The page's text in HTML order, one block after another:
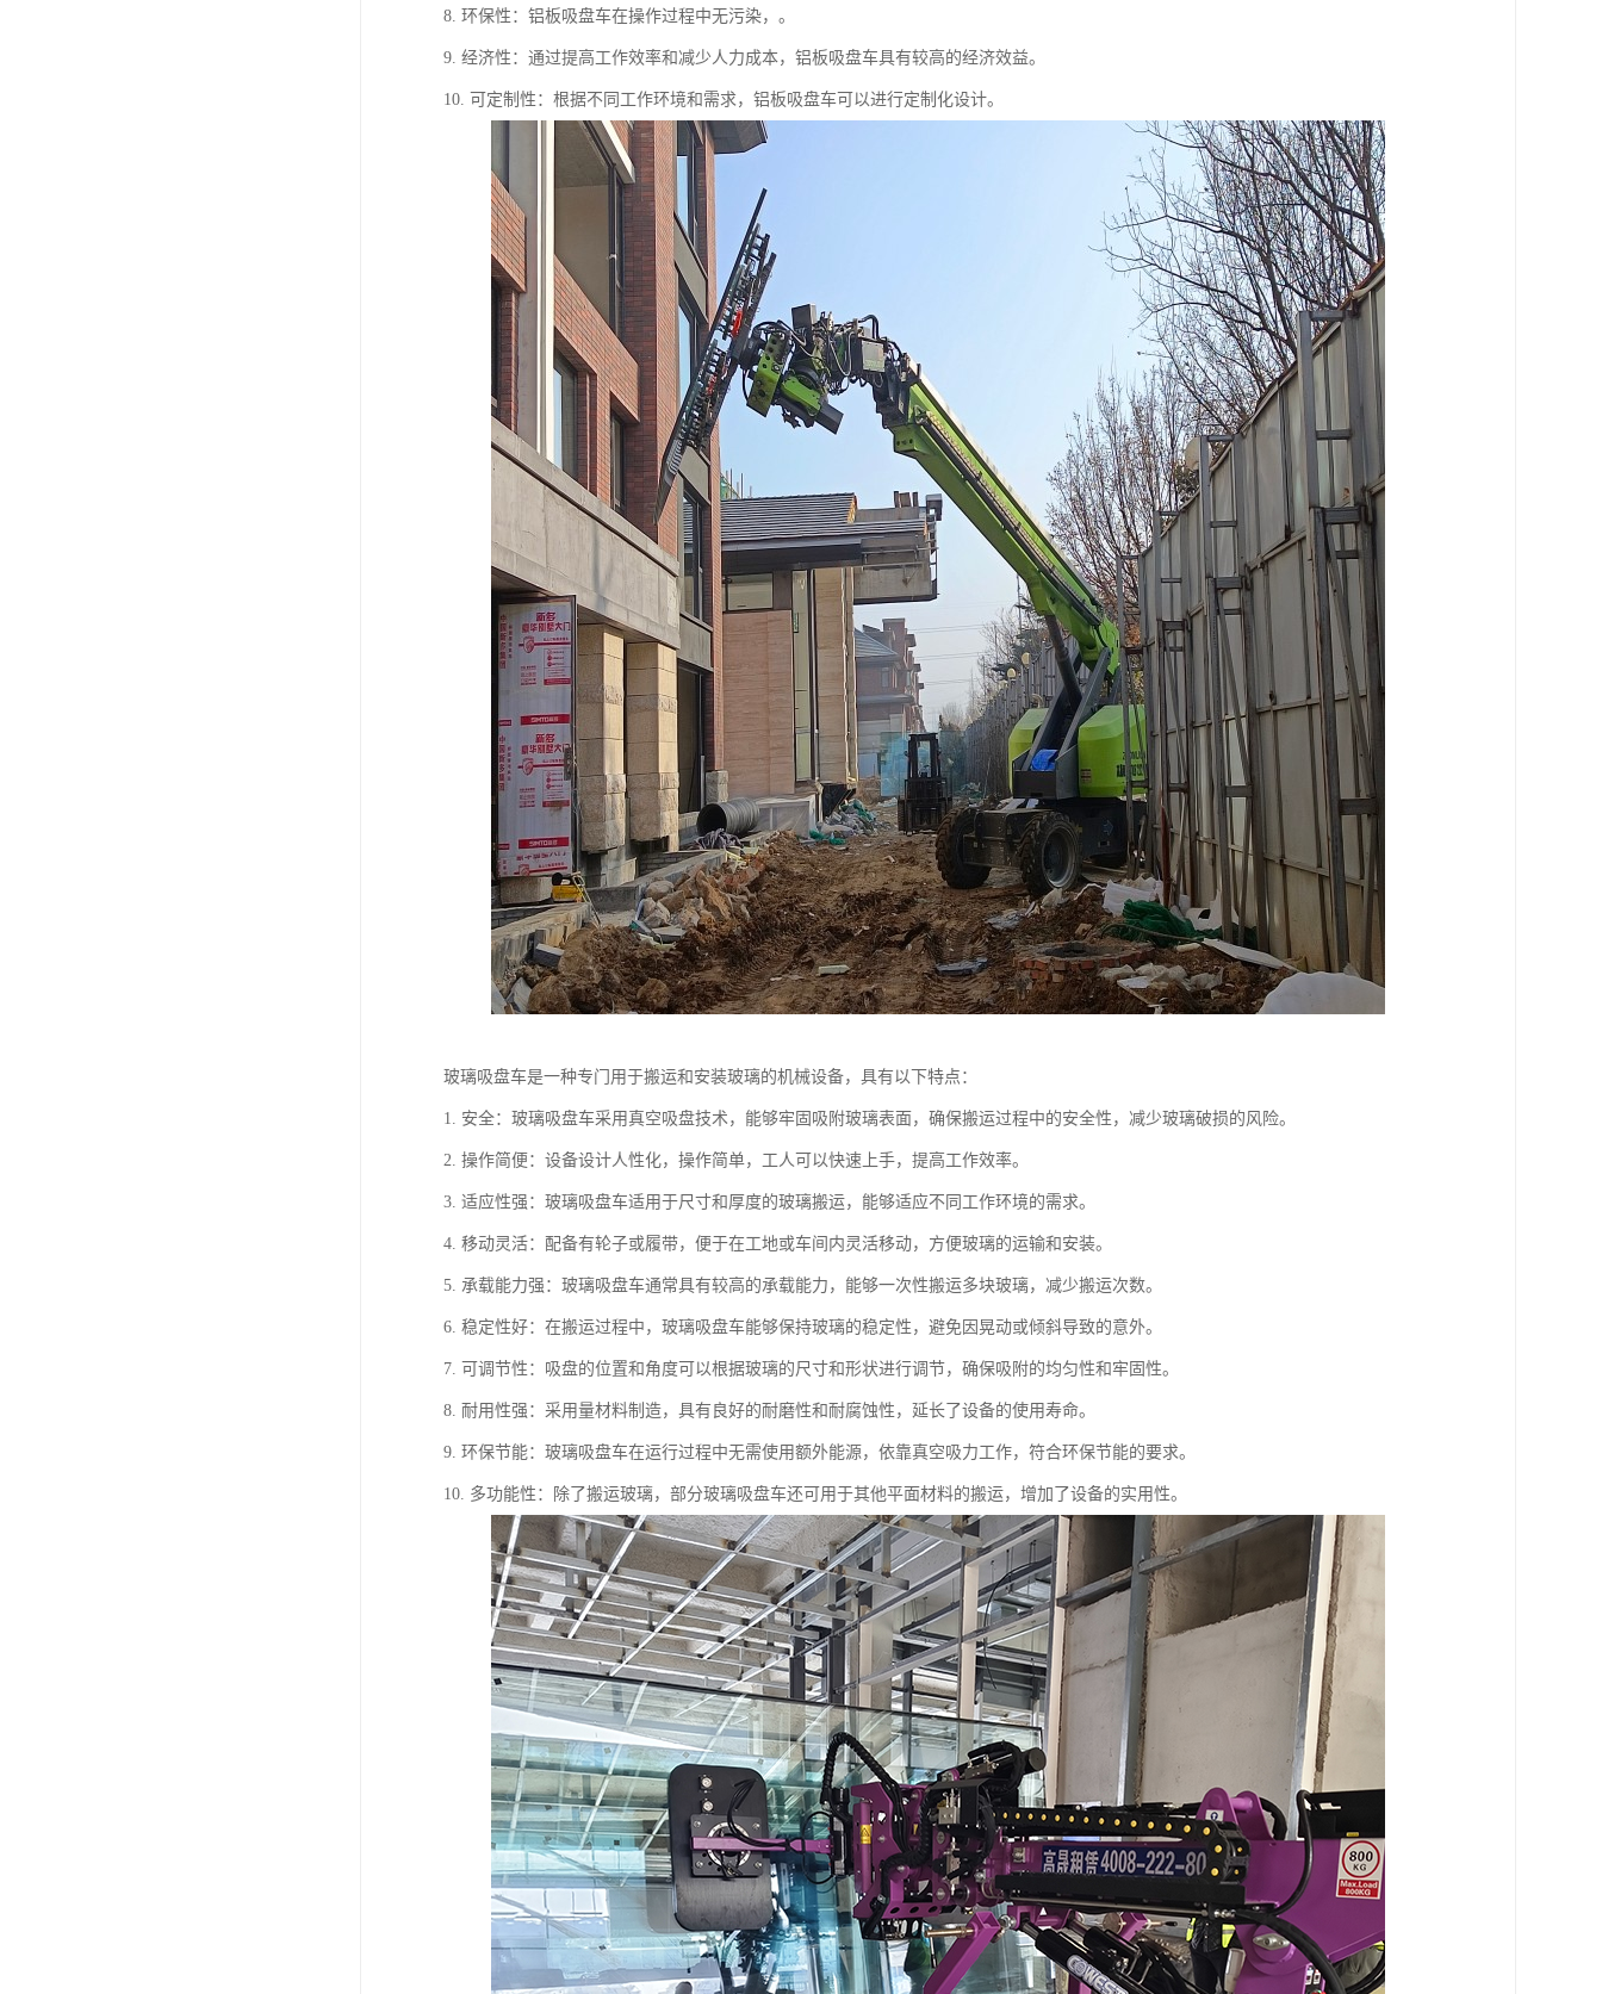
8. 环保性：铝板吸盘车在操作过程中无污染，。
9. 经济性：通过提高工作效率和减少人力成本，铝板吸盘车具有较高的经济效益。
10. 可定制性：根据不同工作环境和需求，铝板吸盘车可以进行定制化设计。
玻璃吸盘车是一种专门用于搬运和安装玻璃的机械设备，具有以下特点：
1. 安全：玻璃吸盘车采用真空吸盘技术，能够牢固吸附玻璃表面，确保搬运过程中的安全性，减少玻璃破损的风险。
2. 操作简便：设备设计人性化，操作简单，工人可以快速上手，提高工作效率。
3. 适应性强：玻璃吸盘车适用于尺寸和厚度的玻璃搬运，能够适应不同工作环境的需求。
4. 移动灵活：配备有轮子或履带，便于在工地或车间内灵活移动，方便玻璃的运输和安装。
5. 承载能力强：玻璃吸盘车通常具有较高的承载能力，能够一次性搬运多块玻璃，减少搬运次数。
6. 稳定性好：在搬运过程中，玻璃吸盘车能够保持玻璃的稳定性，避免因晃动或倾斜导致的意外。
7. 可调节性：吸盘的位置和角度可以根据玻璃的尺寸和形状进行调节，确保吸附的均匀性和牢固性。
8. 耐用性强：采用量材料制造，具有良好的耐磨性和耐腐蚀性，延长了设备的使用寿命。
9. 环保节能：玻璃吸盘车在运行过程中无需使用额外能源，依靠真空吸力工作，符合环保节能的要求。
10. 多功能性：除了搬运玻璃，部分玻璃吸盘车还可用于其他平面材料的搬运，增加了设备的实用性。